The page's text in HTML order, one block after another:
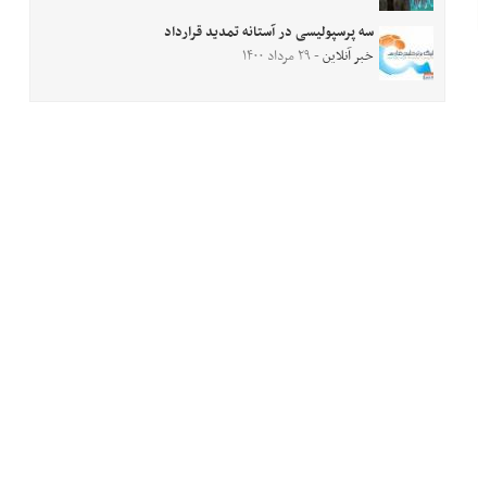
سه پرسپولیسی در آستانه تمدید قرارداد
خبر آنلاین- ۲۹ مرداد ۱۴۰۰